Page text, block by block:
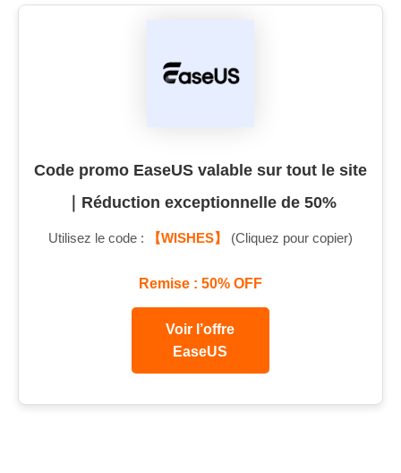
Code promo EaseUS valable sur tout le site
｜Réduction exceptionnelle de 50%
Utilisez le code : 【WISHES】 (Cliquez pour copier)
Remise : 50% OFF
Voir l’offre
EaseUS